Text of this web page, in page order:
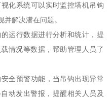
化系统可以实时监控塔机吊钩
解决潜在问题。
运行数据进行分析和统计，提
情况等数据，帮助管理人员了
全预警功能，当吊钩出现异常
动发出警报，提醒相关人员及